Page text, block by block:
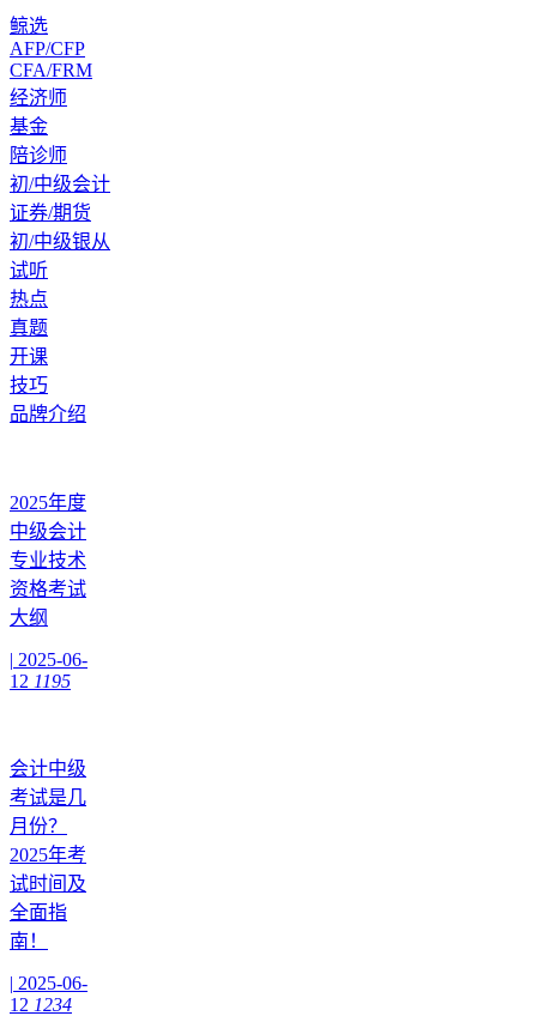
鲸选
AFP/CFP
CFA/FRM
经济师
基金
陪诊师
初/中级会计
证券/期货
初/中级银从
试听
热点
真题
开课
技巧
品牌介绍
2025年度
中级会计
专业技术
资格考试
大纲
| 2025-06-
12 1195
会计中级
考试是几
月份？
2025年考
试时间及
全面指
南！
| 2025-06-
12 1234